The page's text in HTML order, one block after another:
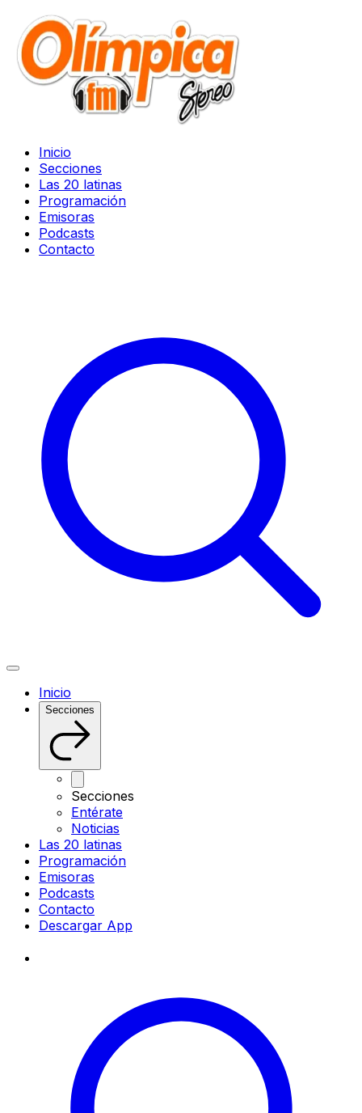
Inicio
Secciones
Las 20 latinas
Programación
Emisoras
Podcasts
Contacto
Inicio
Secciones
Secciones
Entérate
Noticias
Las 20 latinas
Programación
Emisoras
Podcasts
Contacto
Descargar App